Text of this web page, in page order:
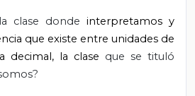
clase donde interpretamos y
que existe entre unidades de
decimal, la clase que se tituló